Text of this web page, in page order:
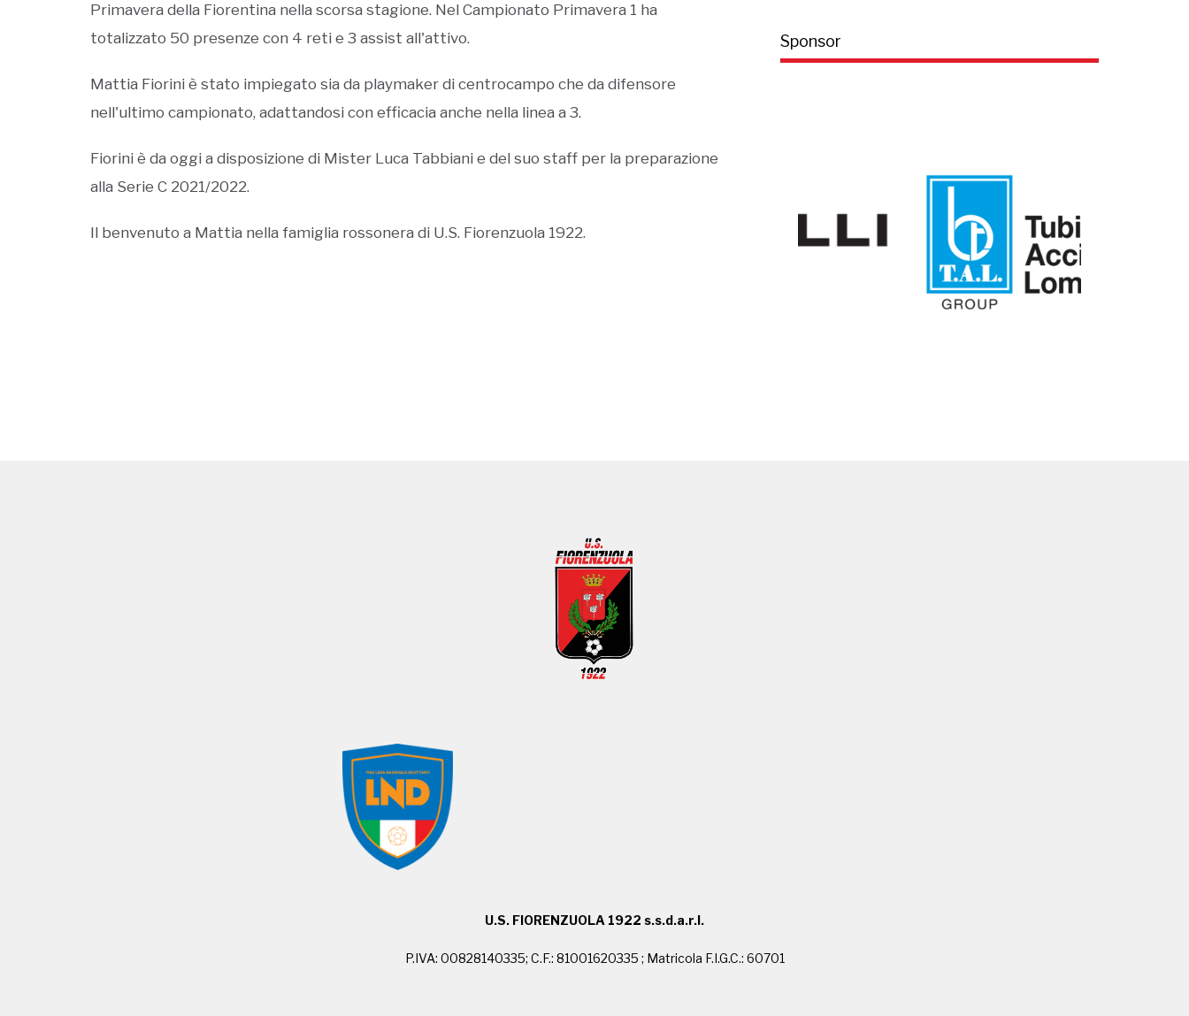
Primavera della Fiorentina nella scorsa stagione. Nel Campionato Primavera 1 ha
totalizzato 50 presenze con 4 reti e 3 assist all'attivo.
Mattia Fiorini è stato impiegato sia da playmaker di centrocampo che da difensore
nell'ultimo campionato, adattandosi con efficacia anche nella linea a 3.
Fiorini è da oggi a disposizione di Mister Luca Tabbiani e del suo staff per la preparazione
alla Serie C 2021/2022.
Il benvenuto a Mattia nella famiglia rossonera di U.S. Fiorenzuola 1922.
Sponsor
U.S. FIORENZUOLA 1922 s.s.d.a.r.l.
P.IVA: 00828140335; C.F.: 81001620335 ; Matricola F.I.G.C.: 60701